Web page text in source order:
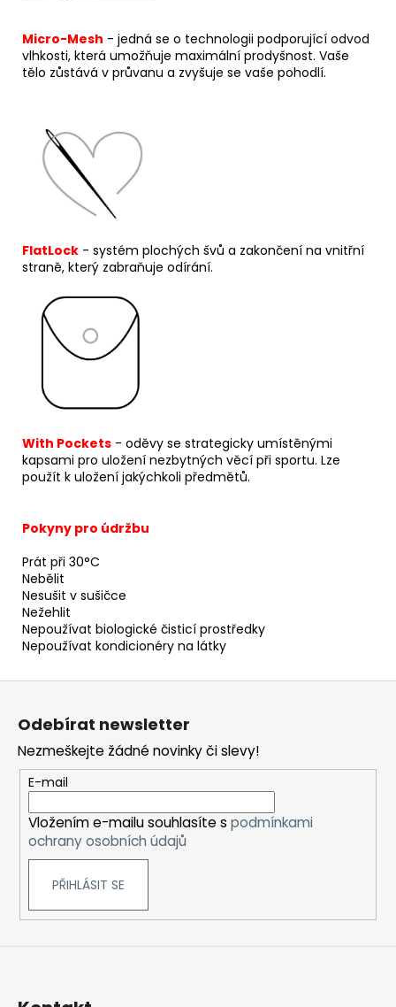
Micro-Mesh - jedná se o technologii podporující odvod
vlhkosti, která umožňuje maximální prodyšnost. Vaše
tělo zůstává v průvanu a zvyšuje se vaše pohodlí.
FlatLock - systém plochých švů a zakončení na vnitřní
straně, který zabraňuje odírání.
With Pockets - oděvy se strategicky umístěnými
kapsami pro uložení nezbytných věcí při sportu. Lze
použít k uložení jakýchkoli předmětů.
Pokyny pro údržbu
Prát při 30°C
Nebělit
Nesušit v sušičce
Nežehlit
Nepoužívat biologické čisticí prostředky
Nepoužívat kondicionéry na látky
Z
Odebírat newsletter
Nezmeškejte žádné novinky či slevy!
E-mail
Vložením e-mailu souhlasíte s podmínkami
ochrany osobních údajů
PŘIHLÁSIT SE